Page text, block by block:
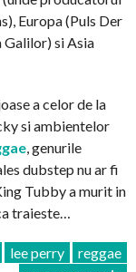
Europa (Puls Der
Galilor) si Asia
a celor de la
si ambientelor
, genurile
dubstep nu ar fi
Tubby a murit in
traieste…
lee perry
reggae